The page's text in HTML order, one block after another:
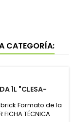
CATEGORÍA:
1L "CLESA-
Formato de la
TÉCNICA